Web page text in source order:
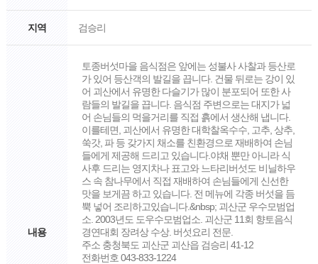
지역 검승리
내용
토종버섯마을 음식점은 앞에는 성불사 사찰과 등산로
가 있어 등산객의 발길을 끕니다. 건물 뒤로는 강이 있
어 괴산에서 유명한 다슬기가 많이 분포되어 또한 사
람들의 발길을 끕니다. 음식점 주변으로는 대지가 넓
어 손님들의 먹을거리를 직접 흙에서 생산해 냅니다.
이를테면, 괴산에서 유명한 대학찰옥수수, 고추, 상추,
쑥갓, 파 등 갖가지 채소를 친환경으로 재배하여 손님
들에게 제공해 드리고 있습니다.야채 뿐만 아니라 식
사후 드리는 영지차나 표고와 느타리버섯도 비닐하우
스 속 참나무에서 직접 재배하여 손님들에게 신선한
맛을 보게끔 하고 있습니다. 전 메뉴에 각종 버섯을 듬
뿍 넣어 조리하고있습니다.&nbsp; 괴산군 우수모범업
소. 2003년도 도우수모범업소. 괴산군 11회 향토음식
경연대회 장려상 수상. 버섯요리 전문.
주소 충청북도 괴산군 괴산읍 검승리 41-12
전화번호 043-833-1224